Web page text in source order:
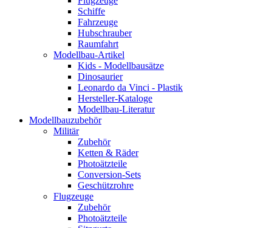
Schiffe
Fahrzeuge
Hubschrauber
Raumfahrt
Modellbau-Artikel
Kids - Modellbausätze
Dinosaurier
Leonardo da Vinci - Plastik
Hersteller-Kataloge
Modellbau-Literatur
Modellbauzubehör
Militär
Zubehör
Ketten & Räder
Photoätzteile
Conversion-Sets
Geschützrohre
Flugzeuge
Zubehör
Photoätzteile